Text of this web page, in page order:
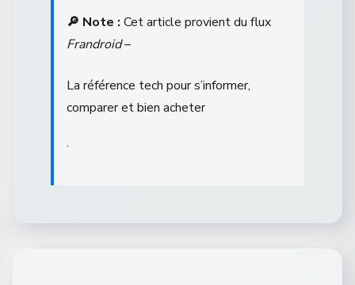
🔎 Note : Cet article provient du flux
Frandroid–
La référence tech pour s’informer,
comparer et bien acheter
.